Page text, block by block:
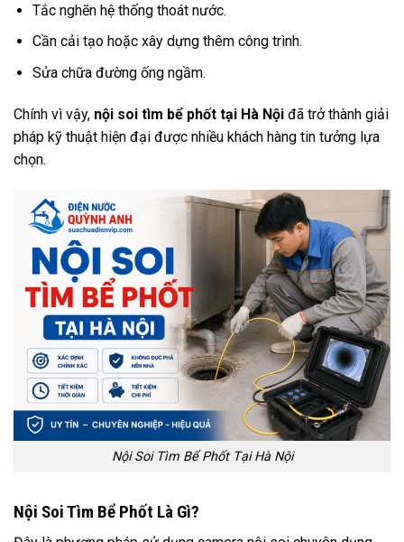
Tắc nghẽn hệ thống thoát nước.
Cần cải tạo hoặc xây dựng thêm công trình.
Sửa chữa đường ống ngầm.
Chính vì vậy, nội soi tìm bể phốt tại Hà Nội đã trở thành giải
pháp kỹ thuật hiện đại được nhiều khách hàng tin tưởng lựa
chọn.
Nội Soi Tìm Bể Phốt Tại Hà Nội
Nội Soi Tìm Bể Phốt Là Gì?